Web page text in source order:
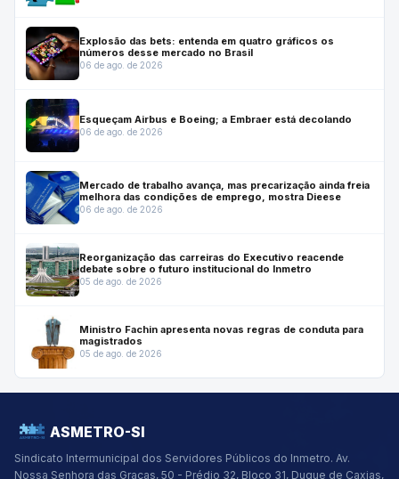
Explosão das bets: entenda em quatro gráficos os
números desse mercado no Brasil
06 de ago. de 2026
Esqueçam Airbus e Boeing; a Embraer está decolando
06 de ago. de 2026
Mercado de trabalho avança, mas precarização ainda freia
melhora das condições de emprego, mostra Dieese
06 de ago. de 2026
Reorganização das carreiras do Executivo reacende
debate sobre o futuro institucional do Inmetro
05 de ago. de 2026
Ministro Fachin apresenta novas regras de conduta para
magistrados
05 de ago. de 2026
ASMETRO-SI
Sindicato Intermunicipal dos Servidores Públicos do Inmetro. Av.
Nossa Senhora das Graças, 50 - Prédio 32, Bloco 31, Duque de Caxias,